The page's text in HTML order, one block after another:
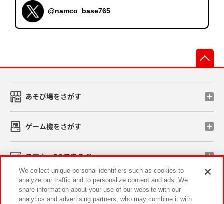
@namco_base765
あそび場をさがす
ゲーム機をさがす
スマホ・PCであそぶ
イベント・キャンペーン
We collect unique personal identifiers such as cookies to
analyze our traffic and to personalize content and ads. We
share information about your use of our website with our
analytics and advertising partners, who may combine it with